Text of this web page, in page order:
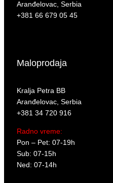
Aranđelovac, Serbia
+381 66 679 05 45
Maloprodaja
Kralja Petra BB
Aranđelovac, Serbia
+381 34 720 916
Radno vreme:
Pon – Pet: 07-19h
Sub: 07-15h
Ned: 07-14h